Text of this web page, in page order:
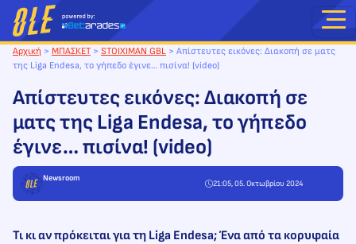
Μετάβαση
στο
περιεχόμενο
Αρχική > ΜΠΑΣΚΕΤ > STOIXIMAN GBL > Απίστευτες εικόνες: Διακοπή σε ματς
της Liga Endesa, το γήπεδο έγινε… πισίνα! (video)
Απίστευτες εικόνες: Διακοπή σε
ματς της Liga Endesa, το γήπεδο
έγινε… πισίνα! (video)
Newsroom
21:05, 05. Οκτωβρίου 2024
Τι κι αν πρόκειται για τη Liga Endesa; Ένα από τα κορυφαία